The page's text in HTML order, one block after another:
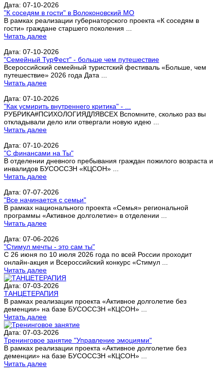
Дата: 07-10-2026
"К соседям в гости" в Волоконовский МО
В рамках реализации губернаторского проекта «К соседям в
гости» граждане старшего поколения ...
Читать далее
Дата: 07-10-2026
"Семейный ТурФест" - больше чем путешествие
Всероссийский семейный туристский фестиваль «Больше, чем
путешествие» 2026 года Дата ...
Читать далее
Дата: 07-10-2026
"Как усмирить внутреннего критика" - ...
РУБРИКА#ПСИХОЛОГИЯДЛЯВСЕХ Вспомните, сколько раз вы
откладывали дело или отвергали новую идею ...
Читать далее
Дата: 07-10-2026
"С финансами на Ты"
В отделении дневного пребывания граждан пожилого возраста и
инвалидов БУСОССЗН «КЦСОН» ...
Читать далее
Дата: 07-07-2026
"Все начинается с семьи"
В рамках национального проекта «Семья» региональной
программы «Активное долголетие» в отделении ...
Читать далее
Дата: 07-06-2026
"Стимул мечты - это сам ты"
С 26 июня по 10 июля 2026 года по всей России проходит
онлайн-акция и Всероссийский конкурс «Стимул ...
Читать далее
Дата: 07-03-2026
ТАНЦЕТЕРАПИЯ
В рамках реализации проекта «Активное долголетие без
деменции» на базе БУСОССЗН «КЦСОН» ...
Читать далее
Дата: 07-03-2026
Тренинговое занятие "Управление эмоциями"
В рамках реализации проекта «Активное долголетие без
деменции» на базе БУСОССЗН «КЦСОН» ...
Читать далее